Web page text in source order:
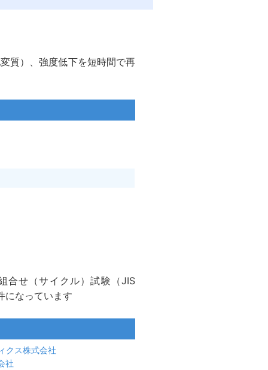
質）、強度低下を短時間で再
合せ（サイクル）試験（JIS
なっています
クス株式会社
社